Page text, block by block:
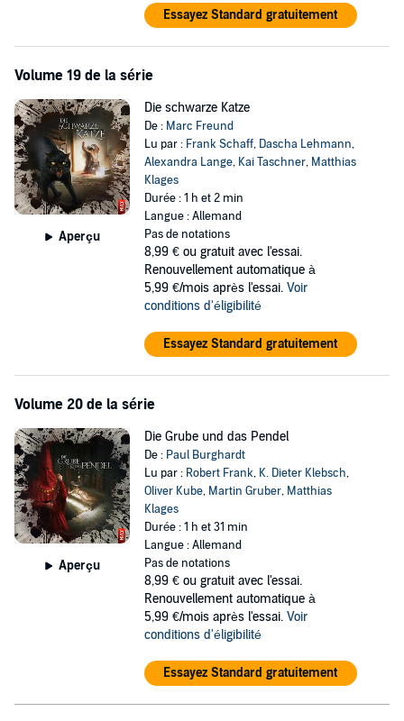
Essayez Standard gratuitement
Volume 19 de la série
Aperçu
Die schwarze Katze
De : Marc Freund
Lu par : Frank Schaff, Dascha Lehmann,
Alexandra Lange, Kai Taschner, Matthias
Klages
Durée : 1 h et 2 min
Langue : Allemand
Pas de notations
8,99 € ou gratuit avec l'essai.
Renouvellement automatique à
5,99 €/mois après l'essai. Voir
conditions d'éligibilité
Essayez Standard gratuitement
Volume 20 de la série
Aperçu
Die Grube und das Pendel
De : Paul Burghardt
Lu par : Robert Frank, K. Dieter Klebsch,
Oliver Kube, Martin Gruber, Matthias
Klages
Durée : 1 h et 31 min
Langue : Allemand
Pas de notations
8,99 € ou gratuit avec l'essai.
Renouvellement automatique à
5,99 €/mois après l'essai. Voir
conditions d'éligibilité
Essayez Standard gratuitement